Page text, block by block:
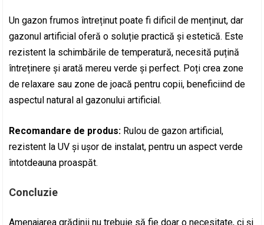
Un gazon frumos întreținut poate fi dificil de menținut, dar
gazonul artificial oferă o soluție practică și estetică. Este
rezistent la schimbările de temperatură, necesită puțină
întreținere și arată mereu verde și perfect. Poți crea zone
de relaxare sau zone de joacă pentru copii, beneficiind de
aspectul natural al gazonului artificial.
Recomandare de produs: Rulou de gazon artificial,
rezistent la UV și ușor de instalat, pentru un aspect verde
întotdeauna proaspăt.
Concluzie
Amenajarea grădinii nu trebuie să fie doar o necesitate, ci și